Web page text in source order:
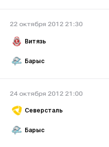
22 октября 2012 21:30
Витязь
Барыс
24 октября 2012 21:00
Северсталь
Барыс